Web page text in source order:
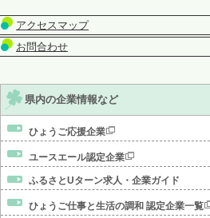
アクセスマップ
お問合わせ
県内の企業情報など
ひょうご応援企業
ユースエール認定企業
ふるさとUターン求人・企業ガイド
ひょうご仕事と生活の調和 認定企業一覧